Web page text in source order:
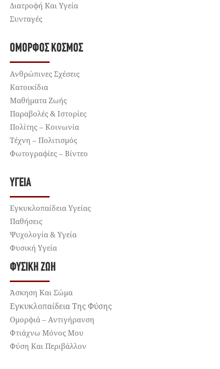
Διατροφή Και Υγεία
Συνταγές
ΌΜΟΡΦΟΣ ΚΌΣΜΟΣ
Ανθρώπινες Σχέσεις
Κατοικίδια
Μαθήματα Ζωής
Παραβολές & Ιστορίες
Πολίτης – Κοινωνία
Τέχνη – Πολιτισμός
Φωτογραφίες – Βίντεο
ΥΓΕΊΑ
Εγκυκλοπαίδεια Υγείας
Παθήσεις
Ψυχολογία & Υγεία
Φυσική Υγεία
ΦΥΣΙΚΉ ΖΩΉ
Άσκηση Και Σώμα
Εγκυκλοπαίδεια Της Φύσης
Ομορφιά – Αντιγήρανση
Φτιάχνω Μόνος Μου
Φύση Και Περιβάλλον